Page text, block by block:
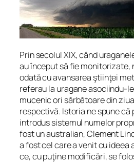
Prin secolul XIX, când
au început să fie monitorizate,
odată cu avansarea ştiinţei
referau la uragane asociindu-
mucenic ori sărbătoare din
respectivă. Istoria ne spune că
introdus sistemul numelor
fost un australian, Clement
a fost cel care a venit cu
ce, cu puţine modificări, se